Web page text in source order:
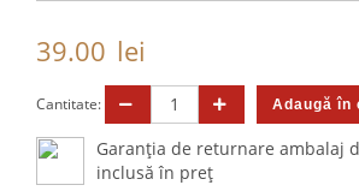
39.00 lei
Cantitate:
Garanția de returnare ambalaj
inclusă în preț